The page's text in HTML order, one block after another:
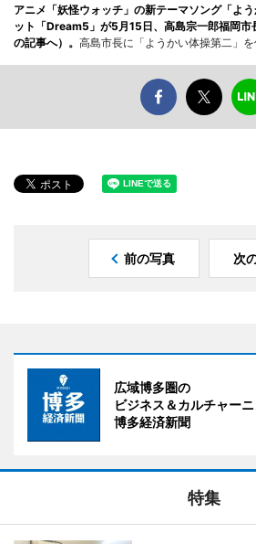
アニメ「妖怪ウォッチ」の新テーマソング「よ
ット「Dream5」が5月15日、高島宗一郎福岡市
の記事へ）。 高島市長に「ようかい体操第二」
前の写真 次
広域博多圏の
ビジネス＆カルチャー
博多経済新聞
特集